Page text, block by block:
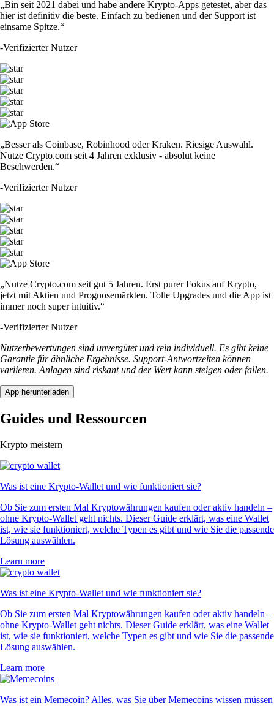
„Bin seit 2021 dabei und habe andere Krypto-Apps getestet, aber das
hier ist definitiv die beste. Einfach zu bedienen und der Support ist
einsame Spitze.“
-Verifizierter Nutzer
„Besser als Coinbase, Robinhood oder Kraken. Riesige Auswahl.
Nutze Crypto.com seit 4 Jahren exklusiv - absolut keine
Beschwerden.“
-Verifizierter Nutzer
„Nutze Crypto.com seit gut 5 Jahren. Erst purer Fokus auf Krypto,
jetzt mit Aktien und Prognosemärkten. Tolle Upgrades und die App ist
immer noch super intuitiv.“
-Verifizierter Nutzer
Nutzerbewertungen sind unvergütet und rein individuell. Es gibt keine
Garantie für ähnliche Ergebnisse. Support-Antwortzeiten können
variieren. Anlagen sind riskant und der Wert kann steigen oder fallen.
App herunterladen
Guides und Ressourcen
Krypto meistern
Was ist eine Krypto-Wallet und wie funktioniert sie?
Ob Sie zum ersten Mal Kryptowährungen kaufen oder aktiv handeln –
ohne Krypto-Wallet geht nichts. Dieser Guide erklärt, was eine Wallet
ist, wie sie funktioniert, welche Typen es gibt und wie Sie die passende
Lösung auswählen.
Learn more
Was ist eine Krypto-Wallet und wie funktioniert sie?
Ob Sie zum ersten Mal Kryptowährungen kaufen oder aktiv handeln –
ohne Krypto-Wallet geht nichts. Dieser Guide erklärt, was eine Wallet
ist, wie sie funktioniert, welche Typen es gibt und wie Sie die passende
Lösung auswählen.
Learn more
Was ist ein Memecoin? Alles, was Sie über Memecoins wissen müssen